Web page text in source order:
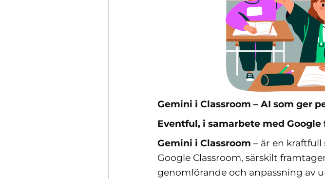
Gemini i Classroom – AI som ger
Eventful, i samarbete med Google
Gemini i Classroom – är en kraftfull
Google Classroom, särskilt
genomförande och anpassning av